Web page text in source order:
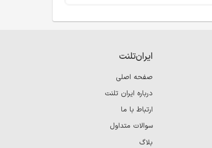
ایران‌تلنت
صفحه اصلی
درباره ایران تلنت
ارتباط با ما
سوالات متداول
بلاگ